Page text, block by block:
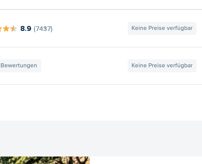
8.9 (7437) Keine Preise verfügbar
Keine Preise verfügbar